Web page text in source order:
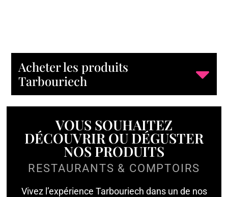
Acheter les produits
Tarbouriech
VOUS SOUHAITEZ
DÉCOUVRIR OU DÉGUSTER
NOS PRODUITS
RESTAURANTS & COMPTOIRS
Vivez l’expérience Tarbouriech dans un de nos